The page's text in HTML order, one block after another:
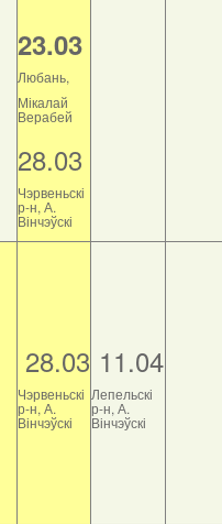
23.03
Любань,
Мікалай
Верабей
28.03
Чэрвеньскі
р-н, А.
Вінчэўскі
28.03
Чэрвеньскі
р-н, А.
Вінчэўскі
11.04
Лепельскі
р-н, А.
Вінчэўскі